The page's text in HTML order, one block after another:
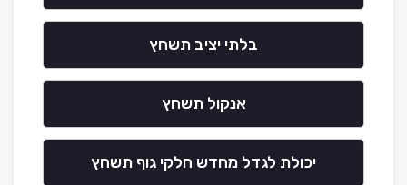
בלתי יציב תשחץ
אנקול תשחץ
יכולת לגדל מחדש חלקי גוף תשחץ